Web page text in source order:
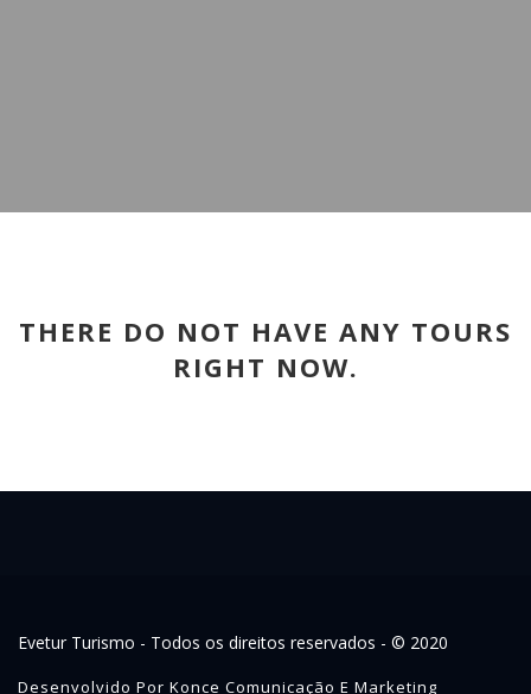
THERE DO NOT HAVE ANY TOURS
RIGHT NOW.
Evetur Turismo - Todos os direitos reservados - © 2020
Desenvolvido Por Konce Comunicação E Marketing